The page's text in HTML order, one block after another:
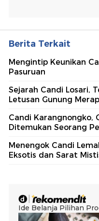
Berita Terkait
Mengintip Keunikan
Pasuruan
Sejarah Candi Losari,
Letusan Gunung
Candi Karangnongko,
Ditemukan Seorang
Menengok Candi
Eksotis dan Sarat